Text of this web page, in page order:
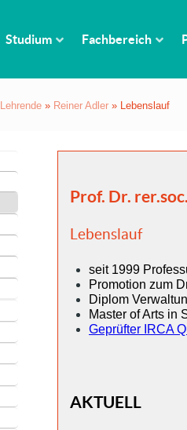
Studium Fachbereich
Lehrende » Reiner Adler » Lebenslauf
Prof. Dr.
Lebenslauf
seit 1999
Promotion zum
Diplom
Master of Arts in
Geprüfter IRCA
AKTUELL